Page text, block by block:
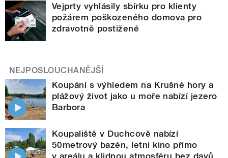
Vejprty vyhlásily sbírku pro klienty
požárem poškozeného domova pro
zdravotně postižené
NEJPOSLOUCHANĚJŠÍ
Koupání s výhledem na Krušné hory a
plážový život jako u moře nabízí jezero
Barbora
Koupaliště v Duchcově nabízí
50metrový bazén, letní kino přímo
v areálu a klidnou atmosféru bez davů